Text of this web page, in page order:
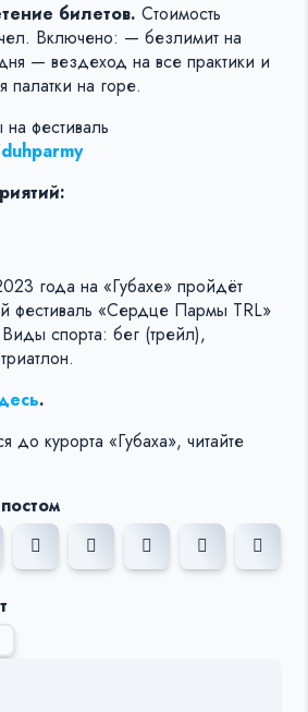
билетов. Стоимость
Включено: — безлимит на
— вездеход на все практики и
на горе.
фестиваль
года на «Губахе» пройдёт
фестиваль «Сердце Пармы TRL»
спорта: бег (трейл),
.
до курорта «Губаха», читайте